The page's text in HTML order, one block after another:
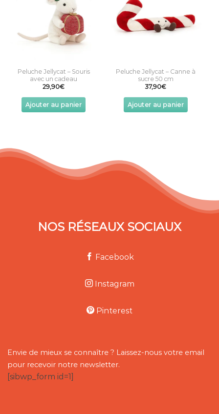
Peluche Jellycat – Souris
avec un cadeau
29,90€
Ajouter au panier
Peluche Jellycat – Canne à
sucre 50 cm
37,90€
Ajouter au panier
NOS RÉSEAUX SOCIAUX
Facebook
Instagram
Pinterest
Envie de mieux se connaître ? Laissez-nous votre email
pour recevoir notre newsletter.
[sibwp_form id=1]